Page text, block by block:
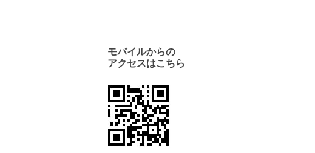
モバイルからの
アクセスはこちら